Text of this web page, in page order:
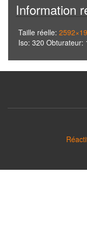
Information
Taille réelle:
Iso: 320 Obturateur: